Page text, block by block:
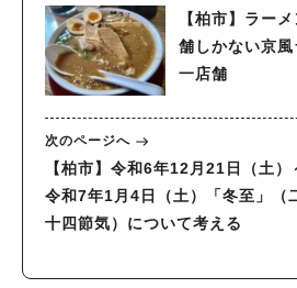
【柏市】ラー
舗しかない京
一店舗
次のページへ
【柏市】令和6年12月21日（土）
令和7年1月4日（土）「冬至」（
十四節気）について考える